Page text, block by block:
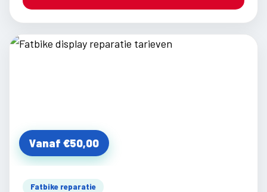
Vanaf €50,00
Fatbike reparatie